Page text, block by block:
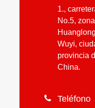
1.,
No.5,
Wuyi,
provincia
China.
 Teléfono